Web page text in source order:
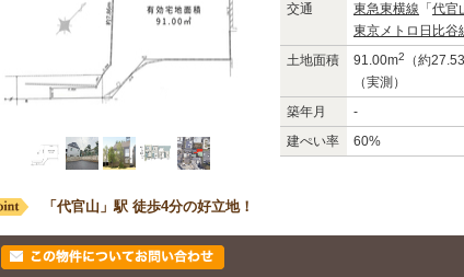
交通
東急東横線 「 代官
東京メトロ日比谷
土地面積
91.00m2
（約
（実測）
築年月 -
建ぺい率
60%
「代官山」駅 徒歩4分の好立地！